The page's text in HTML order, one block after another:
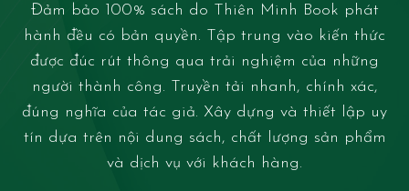
Đảm bảo 100% sách do Thiên Minh Book phát
hành đều có bản quyền. Tập trung vào kiến thức
được đúc rút thông qua trải nghiệm của những
người thành công. Truyền tải nhanh, chính xác,
đúng nghĩa của tác giả. Xây dựng và thiết lập uy
tín dựa trên nội dung sách, chất lượng sản phẩm
và dịch vụ với khách hàng.